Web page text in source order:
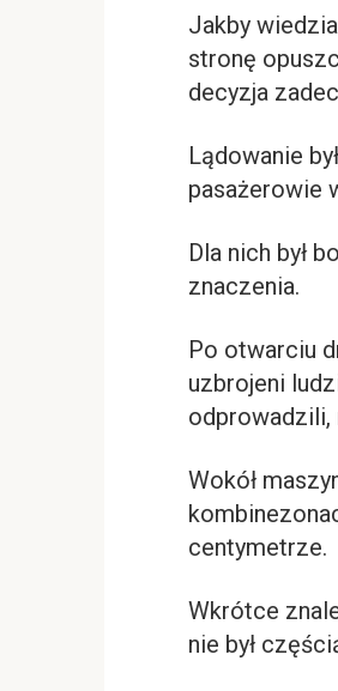
Jakby
stronę
decyzja
Lądowanie
pasażerowie
Dla nich był
znaczenia.
Po otwarciu
uzbrojeni
odprowadzili,
Wokół
centymetrze.
Wkrótce
nie był